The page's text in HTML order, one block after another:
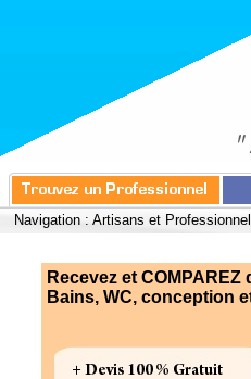
Navigation : Artisans et
Recevez et
Bains, WC, conception